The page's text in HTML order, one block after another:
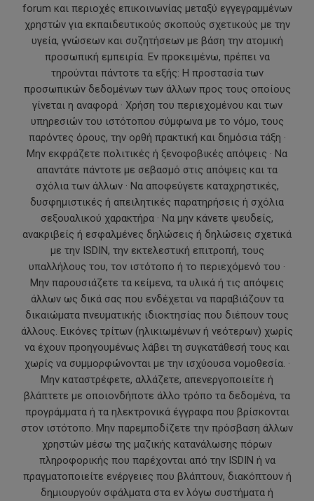
forum και περιοχές επικοινωνίας μεταξύ εγγεγραμμένων
χρηστών για εκπαιδευτικούς σκοπούς σχετικούς με την
υγεία, γνώσεων και συζητήσεων με βάση την ατομική
προσωπική εμπειρία. Εν προκειμένω, πρέπει να
τηρούνται πάντοτε τα εξής: Η προστασία των
προσωπικών δεδομένων των άλλων προς τους οποίους
γίνεται η αναφορά · Χρήση του περιεχομένου και των
υπηρεσιών του ιστότοπου σύμφωνα με το νόμο, τους
παρόντες όρους, την ορθή πρακτική και δημόσια τάξη ·
Μην εκφράζετε πολιτικές ή ξενοφοβικές απόψεις · Να
απαντάτε πάντοτε με σεβασμό στις απόψεις και τα
σχόλια των άλλων · Να αποφεύγετε καταχρηστικές,
δυσφημιστικές ή απειλητικές παρατηρήσεις ή σχόλια
σεξουαλικού χαρακτήρα · Να μην κάνετε ψευδείς,
ανακριβείς ή εσφαλμένες δηλώσεις ή δηλώσεις σχετικά
με την ISDIN, την εκτελεστική επιτροπή, τους
υπαλλήλους του, τον ιστότοπο ή το περιεχόμενό του ·
Μην παρουσιάζετε τα κείμενα, τα υλικά ή τις απόψεις
άλλων ως δικά σας που ενδέχεται να παραβιάζουν τα
δικαιώματα πνευματικής ιδιοκτησίας που διέπουν τους
άλλους. Εικόνες τρίτων (ηλικιωμένων ή νεότερων) χωρίς
να έχουν προηγουμένως λάβει τη συγκατάθεσή τους και
χωρίς να συμμορφώνονται με την ισχύουσα νομοθεσία. ·
Μην καταστρέφετε, αλλάζετε, απενεργοποιείτε ή
βλάπτετε με οποιονδήποτε άλλο τρόπο τα δεδομένα, τα
προγράμματα ή τα ηλεκτρονικά έγγραφα που βρίσκονται
στον ιστότοπο. Μην παρεμποδίζετε την πρόσβαση άλλων
χρηστών μέσω της μαζικής κατανάλωσης πόρων
πληροφορικής που παρέχονται από την ISDIN ή να
πραγματοποιείτε ενέργειες που βλάπτουν, διακόπτουν ή
δημιουργούν σφάλματα στα εν λόγω συστήματα ή